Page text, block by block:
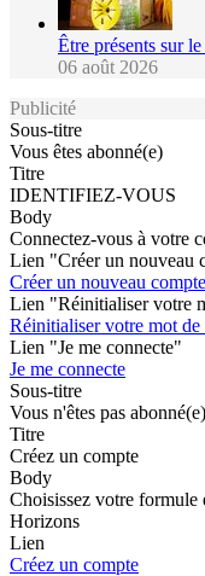
Être présents sur
06 août 2026
Publicité
Sous-titre
Vous êtes abonné(e)
Titre
IDENTIFIEZ-VOUS
Body
Connectez-vous à votre
Lien "Créer un nouveau
Créer un nouveau compte
Lien "Réinitialiser votre
Réinitialiser votre mot de
Lien "Je me connecte"
Je me connecte
Sous-titre
Vous n'êtes pas abonné(e)
Titre
Créez un compte
Body
Choisissez votre formule
Horizons
Lien
Créez un compte